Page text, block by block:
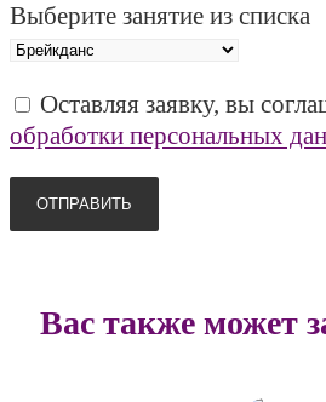
Выберите занятие из списка
Оставляя заявку, вы
обработки персональных
Вас также может